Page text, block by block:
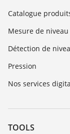
Catalogue
Mesure de niveau
Détection de
Pression
Nos services
TOOLS